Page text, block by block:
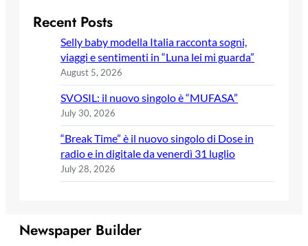
Recent Posts
Selly baby modella Italia racconta sogni,
viaggi e sentimenti in “Luna lei mi guarda”
August 5, 2026
SVOSIL: il nuovo singolo è “MUFASA”
July 30, 2026
“Break Time” è il nuovo singolo di Dose in
radio e in digitale da venerdì 31 luglio
July 28, 2026
Newspaper Builder